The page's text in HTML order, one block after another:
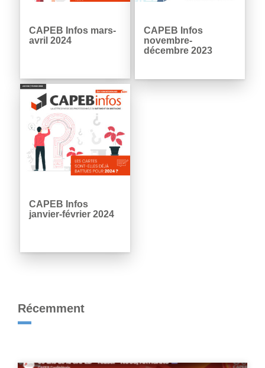
CAPEB Infos mars-
avril 2024
CAPEB Infos
novembre-
décembre 2023
CAPEB Infos
janvier-février 2024
Récemment